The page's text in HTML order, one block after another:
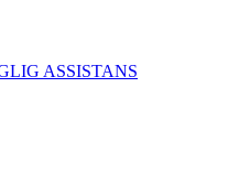
ASSISTANS